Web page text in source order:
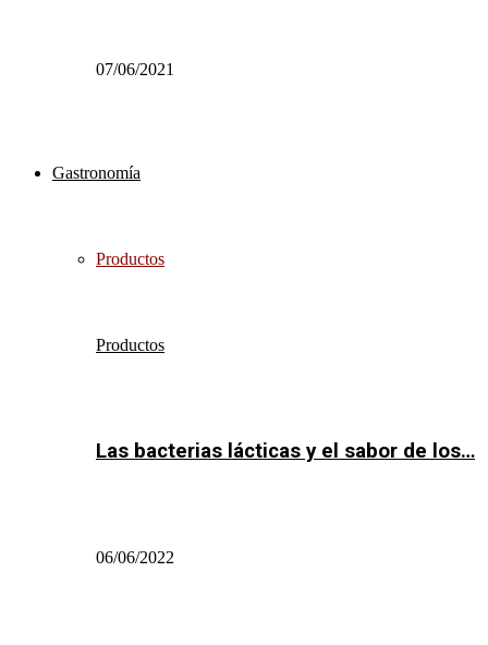
07/06/2021
Gastronomía
Productos
Productos
Las bacterias lácticas y el sabor de los…
06/06/2022